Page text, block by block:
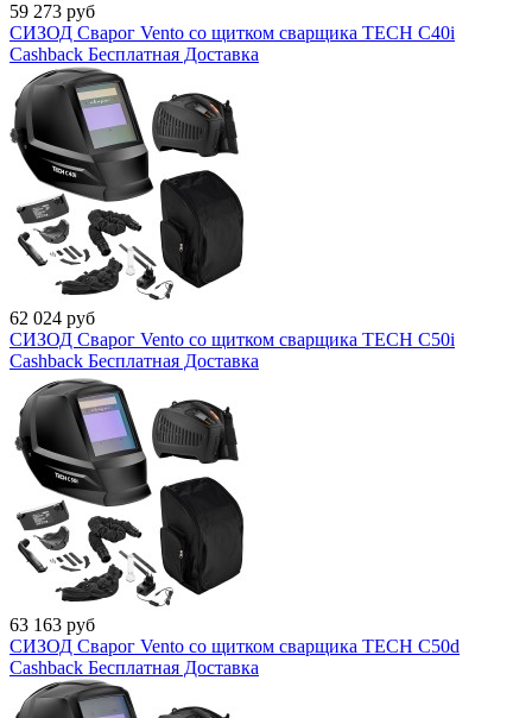
59 273 руб
СИЗОД Сварог Vento со щитком сварщика TECH C40i
Cashback Бесплатная Доставка
62 024 руб
СИЗОД Сварог Vento со щитком сварщика TECH C50i
Cashback Бесплатная Доставка
63 163 руб
СИЗОД Сварог Vento со щитком сварщика TECH C50d
Cashback Бесплатная Доставка